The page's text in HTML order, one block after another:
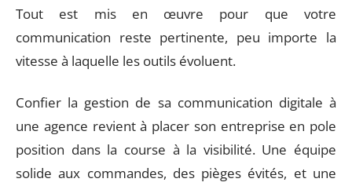
Tout est mis en œuvre pour que votre
communication reste pertinente, peu importe la
vitesse à laquelle les outils évoluent.
Confier la gestion de sa communication digitale à
une agence revient à placer son entreprise en pole
position dans la course à la visibilité. Une équipe
solide aux commandes, des pièges évités, et une